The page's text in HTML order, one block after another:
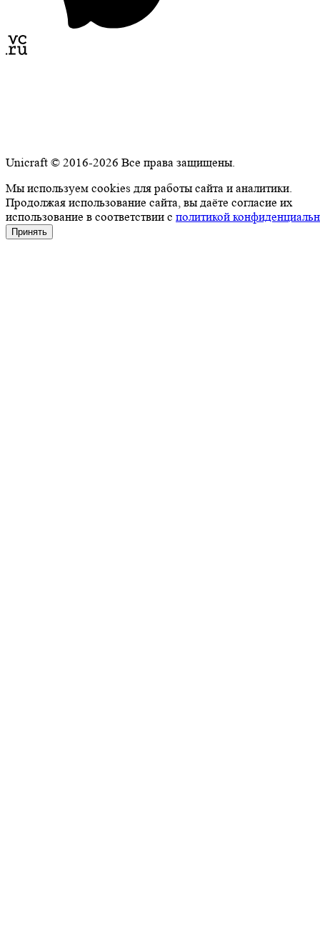
Unicraft © 2016-2026 Все права защищены.
Мы используем cookies для работы сайта и аналитики.
Продолжая использование сайта, вы даёте согласие их
использование в соответствии с политикой
Принять